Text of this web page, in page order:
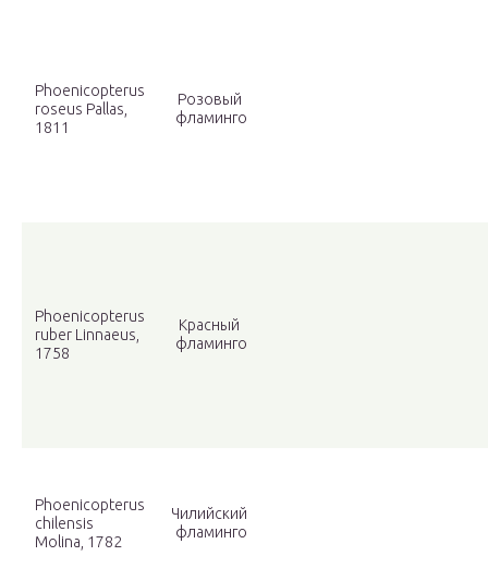
Phoenicopterus
roseus Pallas,
1811
Розовый
фламинго
Phoenicopterus
ruber Linnaeus,
1758
Красный
фламинго
Phoenicopterus
chilensis
Molina, 1782
Чилийский
фламинго